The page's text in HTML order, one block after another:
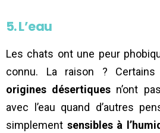
5. L’eau
Les chats ont une peur
connu. La raison ?
origines désertiques n’ont
avec l’eau quand d’autres
simplement sensibles à